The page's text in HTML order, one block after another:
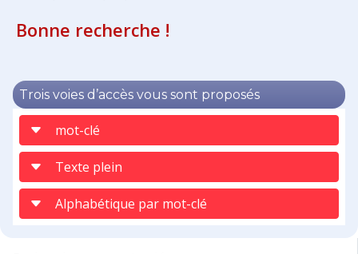
Bonne recherche !
Trois voies d’accès vous sont proposés
mot-clé
Texte plein
Alphabétique par mot-clé